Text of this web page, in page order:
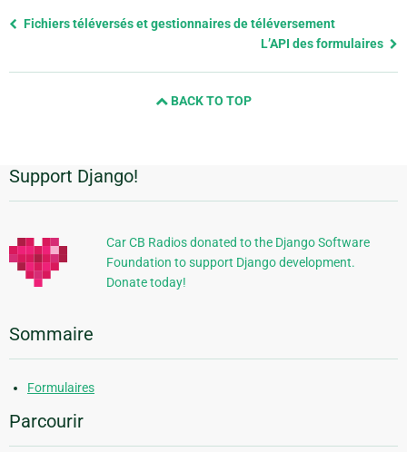
Previous
Fichiers téléversés et gestionnaires de téléversement
L’API des formulaires
BACK TO TOP
Informations
supplémentaires
Support Django!
Car CB Radios donated to the Django Software
Foundation to support Django development.
Donate today!
Sommaire
Formulaires
Parcourir